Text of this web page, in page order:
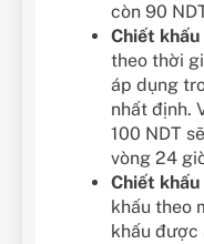
còn 90
Chiết
theo thời
áp dụng
nhất định.
100 NDT
vòng 24
Chiết
khấu theo
khấu được